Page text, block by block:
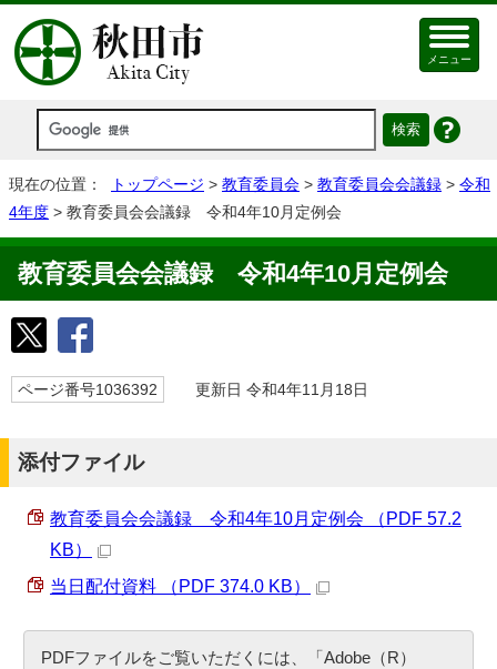
メニュー
現在の位置： トップページ > 教育委員会 > 教育委員会会議録 > 令和
4年度 > 教育委員会会議録 令和4年10月定例会
教育委員会会議録 令和4年10月定例会
ページ番号1036392 更新日 令和4年11月18日
添付ファイル
教育委員会会議録 令和4年10月定例会 （PDF 57.2
KB）
当日配付資料 （PDF 374.0 KB）
PDFファイルをご覧いただくには、「Adobe（R）